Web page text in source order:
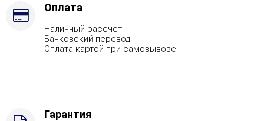
AISI
Оплата
Наличный рассчет
Банковский перевод
Оплата картой при самовывозе
Гарантия